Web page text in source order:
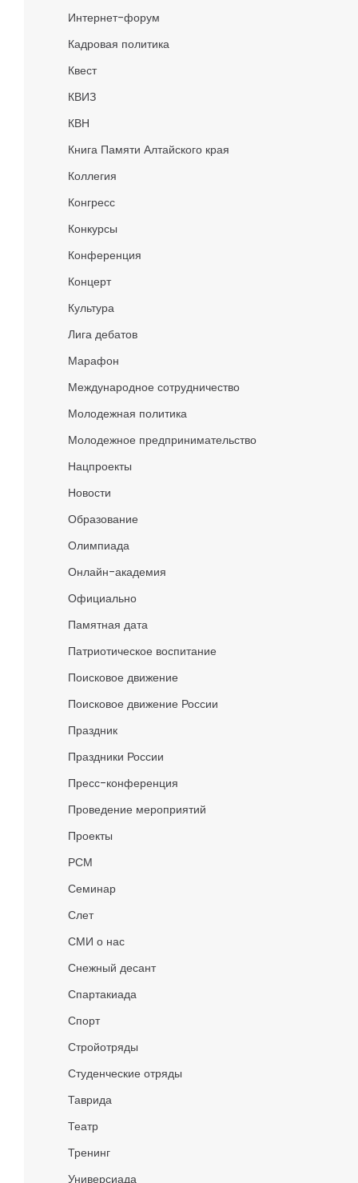
Интернет-форум
Кадровая политика
Квест
КВИЗ
КВН
Книга Памяти Алтайского края
Коллегия
Конгресс
Конкурсы
Конференция
Концерт
Культура
Лига дебатов
Марафон
Международное сотрудничество
Молодежная политика
Молодежное предпринимательство
Нацпроекты
Новости
Образование
Олимпиада
Онлайн-академия
Официально
Памятная дата
Патриотическое воспитание
Поисковое движение
Поисковое движение России
Праздник
Праздники России
Пресс-конференция
Проведение мероприятий
Проекты
РСМ
Семинар
Слет
СМИ о нас
Снежный десант
Спартакиада
Спорт
Стройотряды
Студенческие отряды
Таврида
Театр
Тренинг
Универсиада